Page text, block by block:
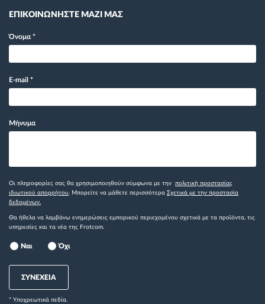
ΕΠΙΚΟΙΝΩΝΗΣΤΕ ΜΑΖΙ ΜΑΣ
Όνομα *
E-mail *
Μήνυμα
Οι πληροφορίες σας θα χρησιμοποιηθούν σύμφωνα με την πολιτική προστασίας
ιδιωτικού απορρήτου. Μπορείτε να μάθετε περισσότερα Σχετικά με την προστασία
δεδομένων.
Θα ήθελα να λαμβάνω ενημερώσεις εμπορικού περιεχομένου σχετικά με τα προϊόντα, τις
υπηρεσίες και τα νέα της Frotcom.
Ναι Όχι
ΣΥΝΕΧΕΙΑ
* Yποχρεωτικά πεδία.